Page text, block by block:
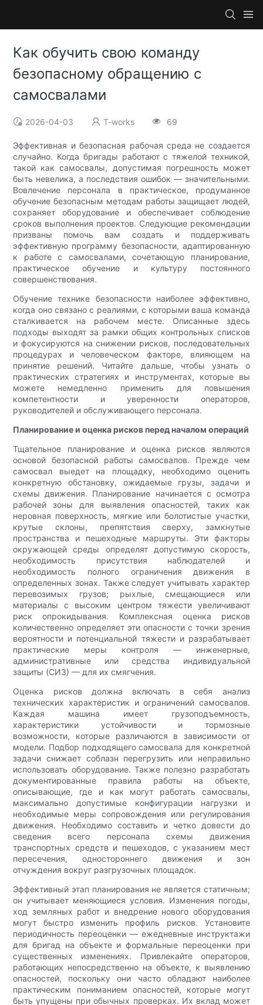
Как обучить свою команду
безопасному обращению с
самосвалами
2026-04-03 T-works 69
Эффективная и безопасная рабочая среда не создается
случайно. Когда бригады работают с тяжелой техникой,
такой как самосвалы, допустимая погрешность может
быть невелика, а последствия ошибок — значительными.
Вовлечение персонала в практическое, продуманное
обучение безопасным методам работы защищает людей,
сохраняет оборудование и обеспечивает соблюдение
сроков выполнения проектов. Следующие рекомендации
призваны помочь вам создать и поддерживать
эффективную программу безопасности, адаптированную
к работе с самосвалами, сочетающую планирование,
практическое обучение и культуру постоянного
совершенствования.
Обучение технике безопасности наиболее эффективно,
когда оно связано с реалиями, с которыми ваша команда
сталкивается на рабочем месте. Описанные здесь
подходы выходят за рамки общих контрольных списков
и фокусируются на снижении рисков, последовательных
процедурах и человеческом факторе, влияющем на
принятие решений. Читайте дальше, чтобы узнать о
практических стратегиях и инструментах, которые вы
можете немедленно применить для повышения
компетентности и уверенности операторов,
руководителей и обслуживающего персонала.
Планирование и оценка рисков перед началом операций
Тщательное планирование и оценка рисков являются
основой безопасной работы самосвалов. Прежде чем
самосвал выедет на площадку, необходимо оценить
конкретную обстановку, ожидаемые грузы, задачи и
схемы движения. Планирование начинается с осмотра
рабочей зоны для выявления опасностей, таких как
неровная поверхность, мягкие или болотистые участки,
крутые склоны, препятствия сверху, замкнутые
пространства и пешеходные маршруты. Эти факторы
окружающей среды определят допустимую скорость,
необходимость присутствия наблюдателей и
необходимость полного ограничения движения в
определенных зонах. Также следует учитывать характер
перевозимых грузов; рыхлые, смещающиеся или
материалы с высоким центром тяжести увеличивают
риск опрокидывания. Комплексная оценка рисков
количественно определяет эти опасности с точки зрения
вероятности и потенциальной тяжести и разрабатывает
практические меры контроля — инженерные,
административные или средства индивидуальной
защиты (СИЗ) — для их смягчения.
Оценка рисков должна включать в себя анализ
технических характеристик и ограничений самосвалов.
Каждая машина имеет грузоподъемность,
характеристики устойчивости и тормозные
возможности, которые различаются в зависимости от
модели. Подбор подходящего самосвала для конкретной
задачи снижает соблазн перегрузить или неправильно
использовать оборудование. Также полезно разработать
документированные правила работы на объекте,
описывающие, где и как могут работать самосвалы,
максимально допустимые конфигурации нагрузки и
необходимые меры сопровождения или регулирования
движения. Необходимо составить и четко довести до
сведения всего персонала схемы движения
транспортных средств и пешеходов, с указанием мест
пересечения, одностороннего движения и зон
отчуждения вокруг разгрузочных площадок.
Эффективный этап планирования не является статичным;
он учитывает меняющиеся условия. Изменения погоды,
ход земляных работ и внедрение нового оборудования
могут быстро изменить профиль рисков. Установите
периодичность переоценки — ежедневные инструктажи
для бригад на объекте и формальные переоценки при
существенных изменениях. Привлекайте операторов,
работающих непосредственно на объекте, к выявлению
опасностей, поскольку они часто обладают наиболее
практическим пониманием опасностей, которые могут
быть упущены при обычных проверках. Их вклад может